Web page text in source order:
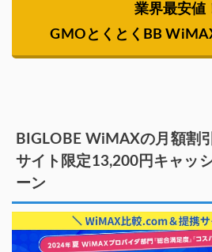
業界最安値
GMOとくとくBB
BIGLOBE WiMAXの月額割
サイト限定13,200円キャッ
ーン